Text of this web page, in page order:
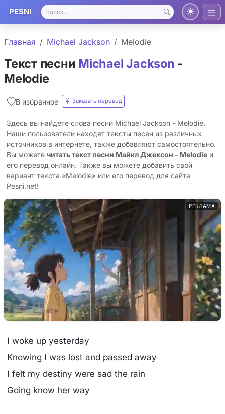
PESNI
Главная Michael Jackson Melodie
Текст песни Michael Jackson -
Melodie
В избранное Заказать перевод
Здесь вы найдете слова песни Michael Jackson - Melodie.
Наши пользователи находят тексты песен из различных
источников в интернете, также добавляют самостоятельно.
Вы можете читать текст песни Майкл Джексон - Melodie и
его перевод онлайн. Также вы можете добавить свой
вариант текста «Melodie» или его перевод для сайта
Pesni.net!
РЕКЛАМА
I woke up yesterday
Knowing I was lost and passed away
I felt my destiny were sad the rain
Going know her way